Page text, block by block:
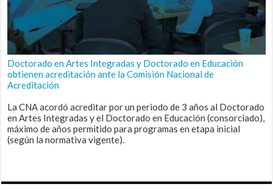
Doctorado en Artes Integradas y Doctorado en Educación
obtienen acreditación ante la Comisión Nacional de
Acreditación
La CNA acordó acreditar por un periodo de 3 años al Doctorado
en Artes Integradas y el Doctorado en Educación (consorciado),
máximo de años permitido para programas en etapa inicial
(según la normativa vigente).